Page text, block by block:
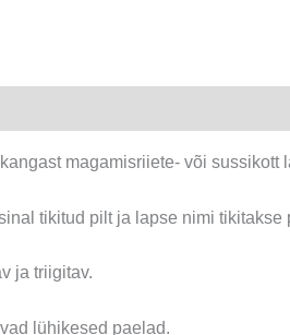
magamisriiete- või sussikott
tikitud pilt ja lapse nimi tikitakse
ja triigitav.
lühikesed paelad.